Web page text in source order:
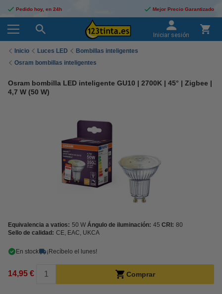
Pedido hoy, en 24h Mejor Precio Garantizado
Iniciar sesión
Inicio Luces LED
Bombillas inteligentes
Osram bombillas inteligentes
Osram bombilla LED inteligente GU10 | 2700K | 45° | Zigbee |
4,7 W (50 W)
Equivalencia a vatios: 50 W Ángulo de iluminación: 45 CRI: 80
Sello de calidad: CE, EAC, UKCA
En stock ¡Recíbelo el lunes!
14,95 € Comprar